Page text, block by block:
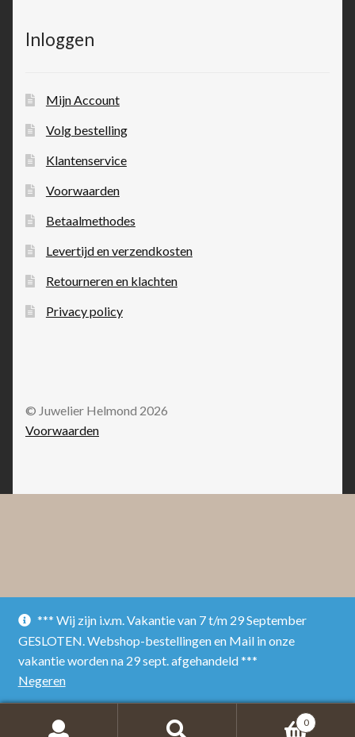
*** Wij zijn i.v.m. Vakantie van 7 t/m 29 September
GESLOTEN. Webshop-bestellingen en Mail in onze
vakantie worden na 29 sept. afgehandeld ***
Negeren
Inloggen
Mijn Account
Volg bestelling
Klantenservice
Voorwaarden
Betaalmethodes
Levertijd en verzendkosten
Retourneren en klachten
Privacy policy
© Juwelier Helmond 2026
Voorwaarden
0